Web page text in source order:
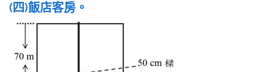
(四)飯店客房。